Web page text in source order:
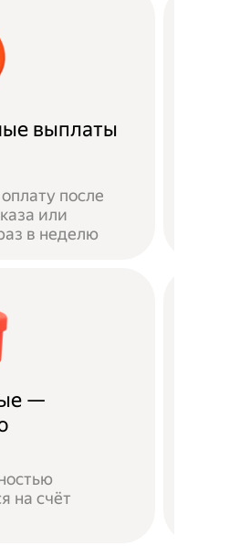
выплаты
после
или
в неделю
—
на счёт